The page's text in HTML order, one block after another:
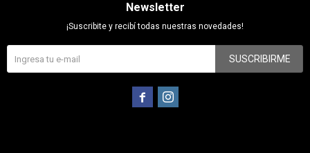
Newsletter
¡Suscribite y recibí todas nuestras novedades!
SUSCRIBIRME
 